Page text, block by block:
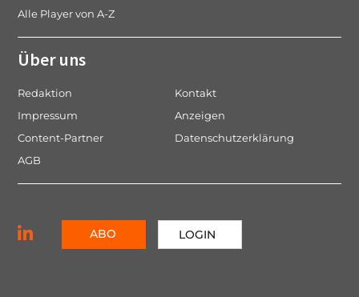
Alle Player von A-Z
Über uns
Redaktion
Kontakt
Impressum
Anzeigen
Content-Partner
Datenschutzerklärung
AGB
ABO LOGIN